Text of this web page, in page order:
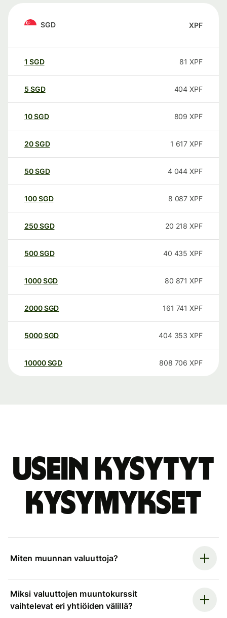
SGD XPF
1 SGD 81 XPF
5 SGD 404 XPF
10SGD 809 XPF
20SGD 1 617 XPF
50SGD 4 044 XPF
100SGD 8 087 XPF
250SGD 20 218 XPF
500SGD 40 435 XPF
1000SGD 80 871 XPF
2000SGD 161 741 XPF
5000SGD 404 353 XPF
10000 SGD 808 706 XPF
Usein kysytyt
kysymykset
Miten muunnan valuuttoja?
Miksi valuuttojen muuntokurssit
vaihtelevat eri yhtiöiden välillä?